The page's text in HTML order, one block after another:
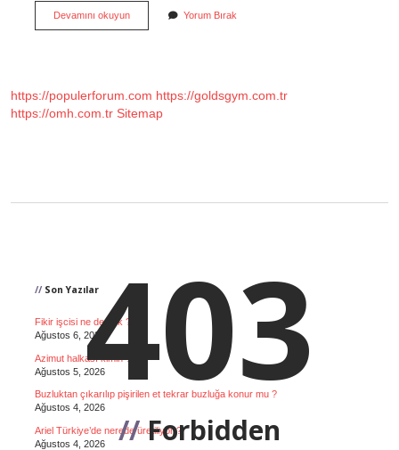
Devamını okuyunBal
Bitkilere
Yorum Bırak
https://populerforum.com https://goldsgym.com.tr
https://omh.com.tr Sitemap
Son Yazılar
Fikir işcisi ne demek ?
Ağustos 6, 2026
Azimut halkası kimin ?
Ağustos 5, 2026
Buzluktan çıkarılıp pişirilen et tekrar buzluğa konur mu ?
Ağustos 4, 2026
Ariel Türkiye’de nerede üretiliyor ?
Ağustos 4, 2026
403
Forbidden